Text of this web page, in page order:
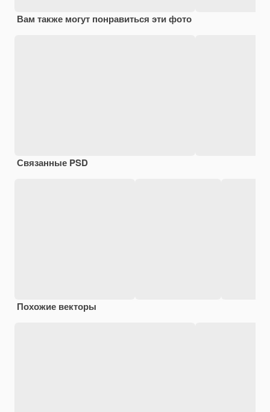
Вам также могут понравиться эти фото
Связанные PSD
Похожие векторы